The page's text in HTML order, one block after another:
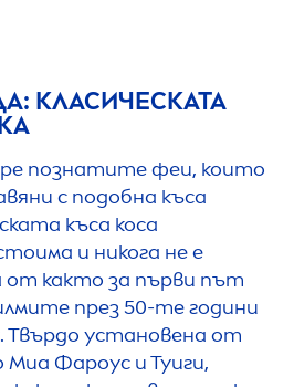
КЛАСИЧЕСКАТА
познатите феи, които
с подобна къса
къса коса
и никога не е
от както за първи път
през 50-те години
Твърдо установена от
Фароус и Туиги,